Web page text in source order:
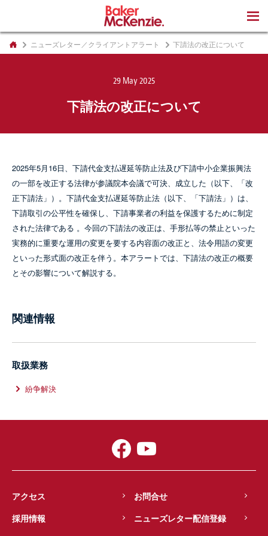
ニューズレター／クライアントアラート 下請法の改正について
29 May 2025
下請法の改正について
2025年5月16日、下請代金支払遅延等防止法及び下請中小企業振興法
の一部を改正する法律が参議院本会議で可決、成立した（以下、「改
正下請法」）。下請代金支払遅延等防止法（以下、「下請法」）は、
下請取引の公平性を確保し、下請事業者の利益を保護するために制定
された法律である 。今回の下請法の改正は、手形払等の禁止といった
実務的に重要な運用の変更を要する内容面の改正と、法令用語の変更
といった形式面の改正を伴う。本アラートでは、下請法の改正の概要
とその影響について解説する。
関連情報
取扱業務
紛争解決
アクセス
お問合せ
採用情報
ニューズレター配信登録